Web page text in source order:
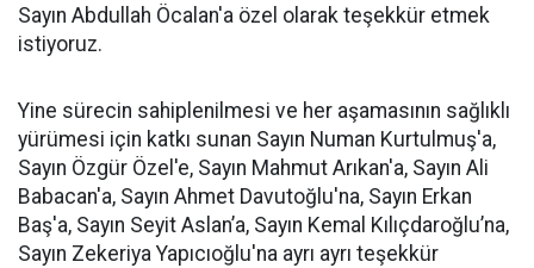
Sayın Abdullah Öcalan'a özel olarak teşekkür etmek
istiyoruz.
Yine sürecin sahiplenilmesi ve her aşamasının sağlıklı
yürümesi için katkı sunan Sayın Numan Kurtulmuş'a,
Sayın Özgür Özel'e, Sayın Mahmut Arıkan'a, Sayın Ali
Babacan'a, Sayın Ahmet Davutoğlu'na, Sayın Erkan
Baş'a, Sayın Seyit Aslan’a, Sayın Kemal Kılıçdaroğlu’na,
Sayın Zekeriya Yapıcıoğlu'na ayrı ayrı teşekkür